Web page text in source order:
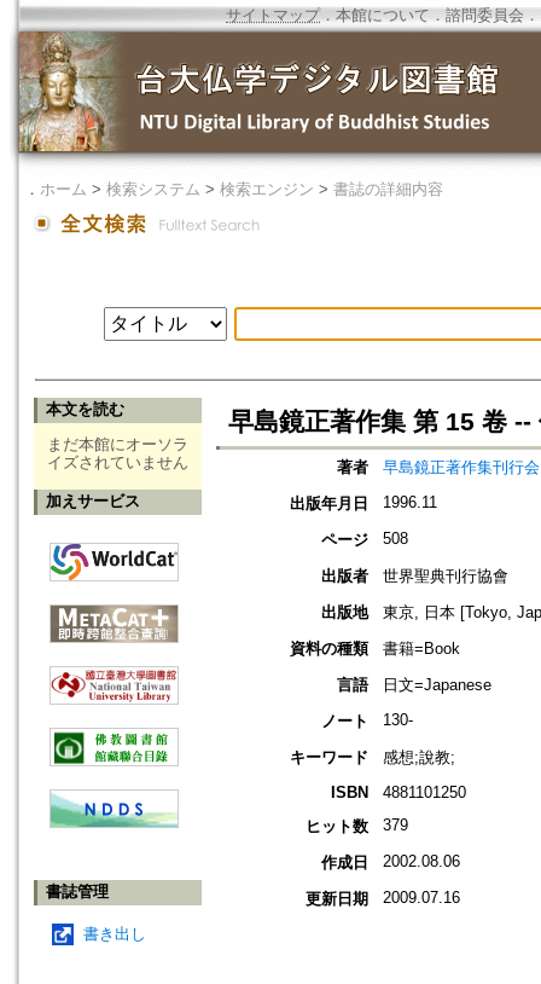
サイトマップ．本館について ． 諮問委員会 ．
． ホーム > 検索システム > 検索エンジン > 書誌の詳細内容
本文を読む
まだ本館にオーソラ
イズされていません
加えサービス
書誌管理
書き出し
早島鏡正著作集 第 15 卷
著者
早島鏡正著作集刊行会
出版年月日
1996.11
ページ 508
出版者
世界聖典刊行協會
出版地
東京, 日本 [Tokyo,
資料の種類
書籍=Book
言語
日文=Japanese
ノート
130-
キーワード
感想;說教;
ISBN
4881101250
ヒット数
379
作成日 2002.08.06
更新日期 2009.07.16